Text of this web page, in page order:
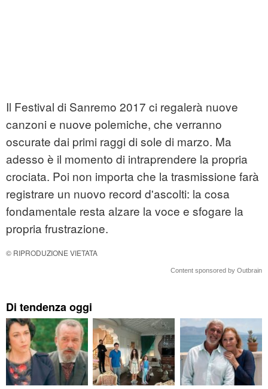
Il Festival di Sanremo 2017 ci regalerà nuove
canzoni e nuove polemiche, che verranno
oscurate dai primi raggi di sole di marzo. Ma
adesso è il momento di intraprendere la propria
crociata. Poi non importa che la trasmissione farà
registrare un nuovo record d'ascolti: la cosa
fondamentale resta alzare la voce e sfogare la
propria frustrazione.
© RIPRODUZIONE VIETATA
Content sponsored by Outbrain
Di tendenza oggi